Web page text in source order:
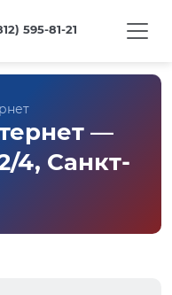
595-81-21
—
4, Санкт-